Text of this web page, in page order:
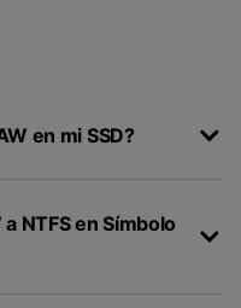
en mi SSD?
NTFS en Símbolo